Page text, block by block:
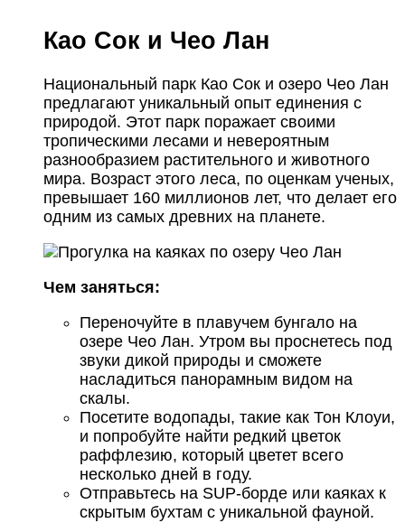
Као Сок и Чео Лан
Национальный парк Као Сок и озеро Чео Лан
предлагают уникальный опыт единения с
природой. Этот парк поражает своими
тропическими лесами и невероятным
разнообразием растительного и животного
мира. Возраст этого леса, по оценкам ученых,
превышает 160 миллионов лет, что делает его
одним из самых древних на планете.
Чем заняться:
Переночуйте в плавучем бунгало на
озере Чео Лан. Утром вы проснетесь под
звуки дикой природы и сможете
насладиться панорамным видом на
скалы.
Посетите водопады, такие как Тон Клоуи,
и попробуйте найти редкий цветок
раффлезию, который цветет всего
несколько дней в году.
Отправьтесь на SUP-борде или каяках к
скрытым бухтам с уникальной фауной.